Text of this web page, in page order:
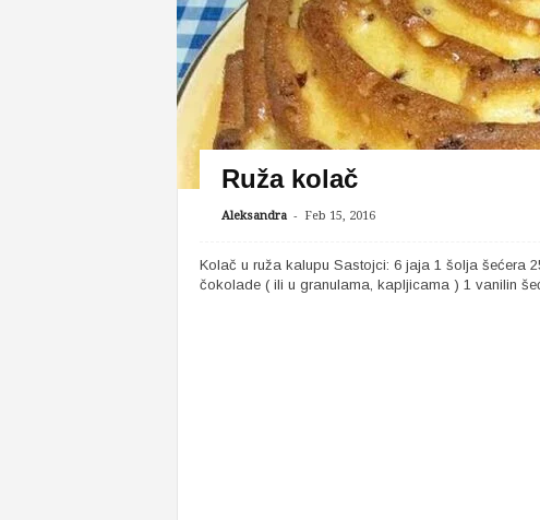
Ruža kolač
Aleksandra - Feb 15, 2016
Kolač u ruža kalupu Sastojci: 6 jaja 1 šolja šećera
čokolade ( ili u granulama, kapljicama ) 1 vanilin